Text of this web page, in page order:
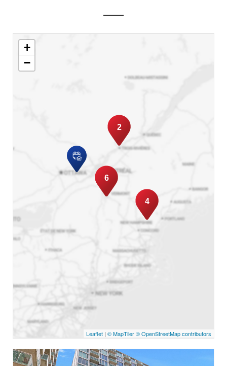
2
4
6
+
−
Leaflet | © MapTiler© OpenStreetMap contributors